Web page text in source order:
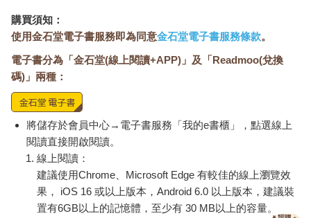
購買須知：
使用金石堂電子書服務即為同意金石堂電子書服務條款。
電子書分為「金石堂(線上閱讀+APP)」及「Readmoo(兌換
碼)」兩種：
將儲存於會員中心→電子書服務「我的e書櫃」，點選線上
閱讀直接開啟閱讀。
線上閱讀：
建議使用Chrome、Microsoft Edge 有較佳的線上瀏覽效
果， iOS 16 或以上版本，Android 6.0 以上版本，建議裝
置有6GB以上的記憶體，至少有 30 MB以上的容量。